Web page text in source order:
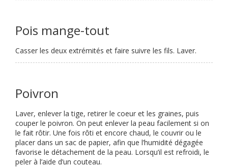
Pois mange-tout
Casser les deux extrémités et faire suivre les fils. Laver.
Poivron
Laver, enlever la tige, retirer le coeur et les graines, puis
couper le poivron. On peut enlever la peau facilement si on
le fait rôtir. Une fois rôti et encore chaud, le couvrir ou le
placer dans un sac de papier, afin que l’humidité dégagée
favorise le détachement de la peau. Lorsqu’il est refroidi, le
peler à l’aide d’un couteau.